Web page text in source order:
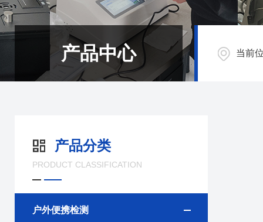
产品中心 当前
产品分类
PRODUCT CLASSIFICATION
户外便携检测